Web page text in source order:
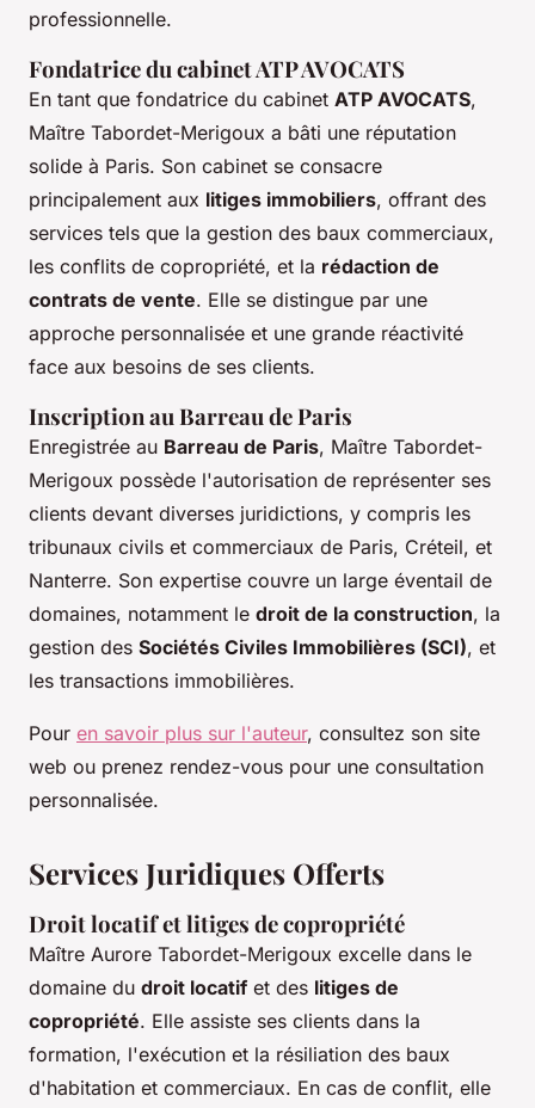
professionnelle.
Fondatrice du cabinet ATP AVOCATS
En tant que fondatrice du cabinet ATP AVOCATS,
Maître Tabordet-Merigoux a bâti une réputation
solide à Paris. Son cabinet se consacre
principalement aux litiges immobiliers, offrant des
services tels que la gestion des baux commerciaux,
les conflits de copropriété, et la rédaction de
contrats de vente. Elle se distingue par une
approche personnalisée et une grande réactivité
face aux besoins de ses clients.
Inscription au Barreau de Paris
Enregistrée au Barreau de Paris, Maître Tabordet-
Merigoux possède l'autorisation de représenter ses
clients devant diverses juridictions, y compris les
tribunaux civils et commerciaux de Paris, Créteil, et
Nanterre. Son expertise couvre un large éventail de
domaines, notamment le droit de la construction, la
gestion des Sociétés Civiles Immobilières (SCI), et
les transactions immobilières.
Pour en savoir plus sur l'auteur, consultez son site
web ou prenez rendez-vous pour une consultation
personnalisée.
Services Juridiques Offerts
Droit locatif et litiges de copropriété
Maître Aurore Tabordet-Merigoux excelle dans le
domaine du droit locatif et des litiges de
copropriété. Elle assiste ses clients dans la
formation, l'exécution et la résiliation des baux
d'habitation et commerciaux. En cas de conflit, elle